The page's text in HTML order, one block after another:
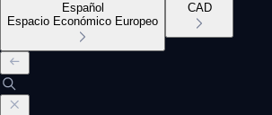
Español
Espacio Económico Europeo
CAD